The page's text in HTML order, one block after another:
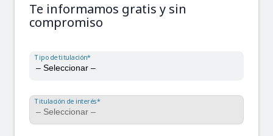
Te informamos gratis y sin
compromiso
Tipo de titulación*
Titulación de interés*